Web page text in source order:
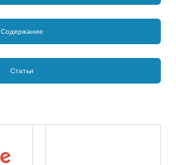
Содержание
Статьи